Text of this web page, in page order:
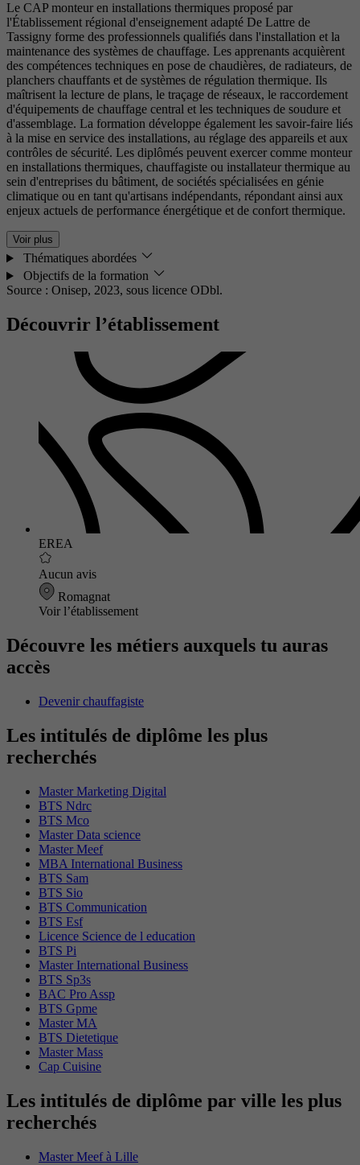
Le CAP monteur en installations thermiques proposé par
l'Établissement régional d'enseignement adapté De Lattre de
Tassigny forme des professionnels qualifiés dans l'installation et la
maintenance des systèmes de chauffage. Les apprenants acquièrent
des compétences techniques en pose de chaudières, de radiateurs, de
planchers chauffants et de systèmes de régulation thermique. Ils
maîtrisent la lecture de plans, le traçage de réseaux, le raccordement
d'équipements de chauffage central et les techniques de soudure et
d'assemblage. La formation développe également les savoir-faire liés
à la mise en service des installations, au réglage des appareils et aux
contrôles de sécurité. Les diplômés peuvent exercer comme monteur
en installations thermiques, chauffagiste ou installateur thermique au
sein d'entreprises du bâtiment, de sociétés spécialisées en génie
climatique ou en tant qu'artisans indépendants, répondant ainsi aux
enjeux actuels de performance énergétique et de confort thermique.
Voir plus
Thématiques abordées
Objectifs de la formation
Source : Onisep, 2023, sous licence ODbl.
Découvrir l’établissement
EREA
Aucun avis
Romagnat
Voir l’établissement
Découvre les métiers auxquels tu auras
accès
Devenir chauffagiste
Les intitulés de diplôme les plus
recherchés
Master Marketing Digital
BTS Ndrc
BTS Mco
Master Data science
Master Meef
MBA International Business
BTS Sam
BTS Sio
BTS Communication
BTS Esf
Licence Science de l education
BTS Pi
Master International Business
BTS Sp3s
BAC Pro Assp
BTS Gpme
Master MA
BTS Dietetique
Master Mass
Cap Cuisine
Les intitulés de diplôme par ville les plus
recherchés
Master Meef à Lille